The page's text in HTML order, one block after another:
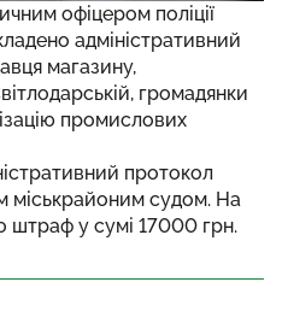
офіцером поліції
адміністративний
магазину,
громадянки
промислових
протокол
міськрайоним судом. На
штраф у сумі 17000 грн.